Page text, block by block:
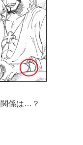
関係は…？